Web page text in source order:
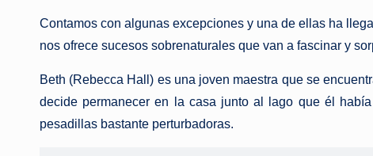
Contamos con algunas excepciones y una de ellas ha
nos ofrece sucesos sobrenaturales que van a fascinar y
Beth (Rebecca Hall) es una joven maestra que se
decide permanecer en la casa junto al lago que él
pesadillas bastante perturbadoras.